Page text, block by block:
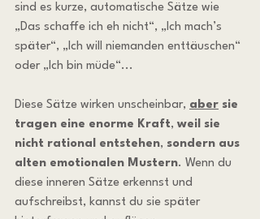
sind es kurze, automatische Sätze wie
„Das schaffe ich eh nicht“, „Ich mach’s
später“, „Ich will niemanden enttäuschen“
oder „Ich bin müde“...
Diese Sätze wirken unscheinbar, aber sie
tragen eine enorme Kraft, weil sie
nicht rational entstehen, sondern aus
alten emotionalen Mustern. Wenn du
diese inneren Sätze erkennst und
aufschreibst, kannst du sie später